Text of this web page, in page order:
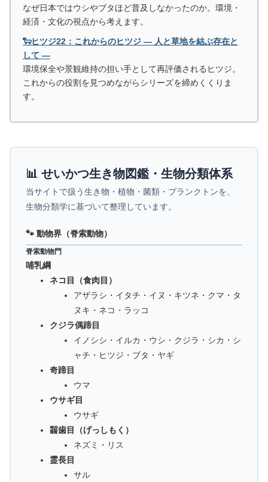
なぜ日本ではウシやブタほど普及しなかったのか。環境・
経済・文化の視点から考えます。
🐑ヒツジ22：これからのヒツジ ― 人と草地を結ぶ存在と
して ―
環境保全や景観維持の担い手として再評価されるヒツジ。
これからの役割を見つめながらシリーズを締めくくりま
す。
📊 せいかつ生き物図鑑・生物分類体系
当サイトで扱う生き物・植物・菌類・プランクトンを、
生物分類学に基づいて整理しています。
🐾 動物界（脊索動物）
脊索動物門
哺乳綱
ネコ目（食肉目）
アザラシ・イタチ・イヌ・キツネ・クマ・タ
ヌキ・ネコ・ラッコ
クジラ偶蹄目
イノシシ・イルカ・ウシ・クジラ・シカ・シ
ャチ・ヒツジ・ブタ・ヤギ
奇蹄目
ウマ
ウサギ目
ウサギ
齧歯目（げっしもく）
ネズミ・リス
霊長目
サル